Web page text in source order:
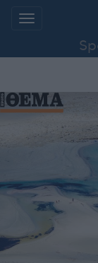
Additionally,
after the
περιεχόμενο